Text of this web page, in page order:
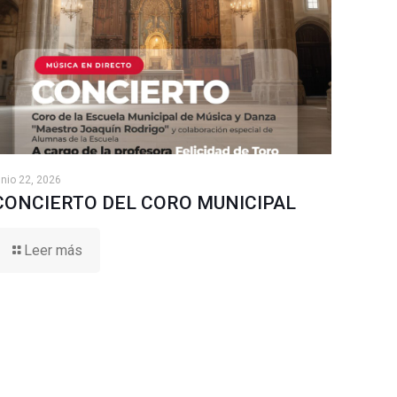
22, 2026
DEL CORO MUNICIPAL
Leer más